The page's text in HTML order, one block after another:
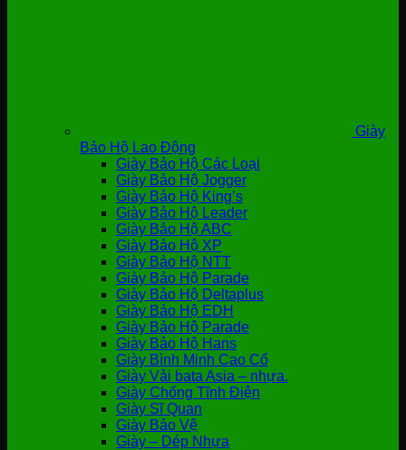
Giày
Bảo Hộ Lao Động
Giày Bảo Hộ Các Loại
Giày Bảo Hộ Jogger
Giày Bảo Hộ King’s
Giày Bảo Hộ Leader
Giày Bảo Hộ ABC
Giày Bảo Hộ XP
Giày Bảo Hộ NTT
Giày Bảo Hộ Parade
Giày Bảo Hộ Deltaplus
Giày Bảo Hộ EDH
Giày Bảo Hộ Parade
Giày Bảo Hộ Hans
Giày Bình Minh Cao Cổ
Giày Vải bata Asia – nhựa.
Giày Chống Tĩnh Điện
Giày Sĩ Quan
Giày Bảo Vệ
Giày – Dép Nhựa